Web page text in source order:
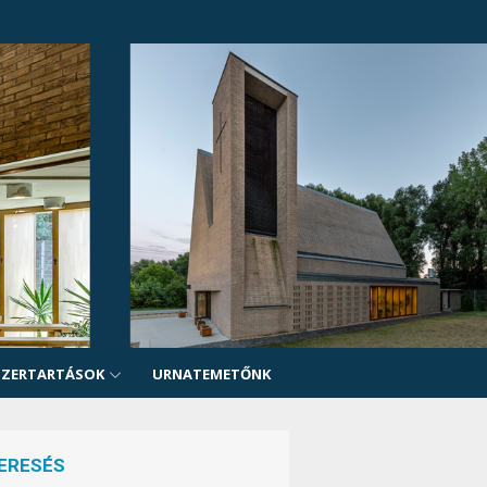
URNATEMETŐNK